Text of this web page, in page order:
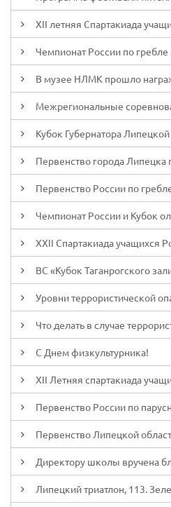
XII летняя Спартакиада
Чемпионат России по
В музее НЛМК прошло
Межрегиональные
Кубок Губернатора
Первенство города Липецка
Первенство России по
Чемпионат России и Кубок
XXII Спартакиада учащихся
ВС «Кубок Таганрогского
Уровни террористической
Что делать в случае
С Днем физкультурника!
XII Летняя спартакиада
Первенство России по
Первенство Липецкой
Директору школы вручена
Липецкий триатлон, 113.